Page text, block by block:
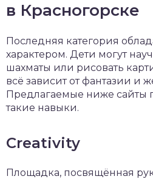
в Красногорске
Последняя категория
характером. Дети могут
шахматы или рисовать
всё зависит от фантазии и
Предлагаемые ниже сайты
такие навыки.
Creativity
Площадка, посвящённая